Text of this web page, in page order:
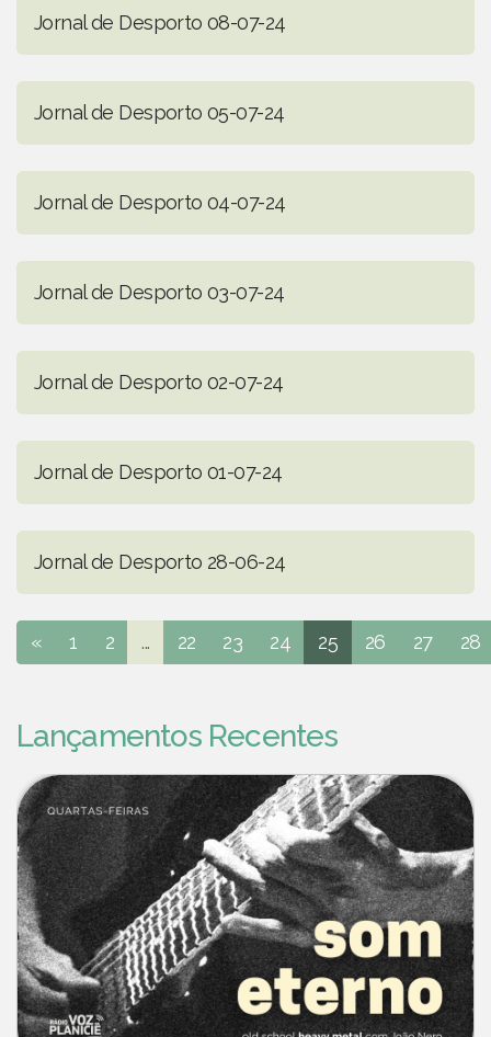
Jornal de Desporto 08-07-24
Jornal de Desporto 05-07-24
Jornal de Desporto 04-07-24
Jornal de Desporto 03-07-24
Jornal de Desporto 02-07-24
Jornal de Desporto 01-07-24
Jornal de Desporto 28-06-24
« 1 2 ... 22 23 24 25 26 27 28
Lançamentos Recentes